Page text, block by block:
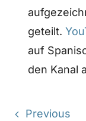
geteilt.
auf
den Kanal
Previous